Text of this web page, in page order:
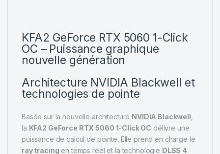
KFA2 GeForce RTX 5060 1-Click
OC – Puissance graphique
nouvelle génération
Architecture NVIDIA Blackwell et
technologies de pointe
Basée sur la nouvelle architecture NVIDIA Blackwell
la KFA2 GeForce RTX 5060 1-Click OC délivre une
puissance de calcul de pointe. Elle prend en charge le
ray tracing en temps réel et la technologie DLSS 4